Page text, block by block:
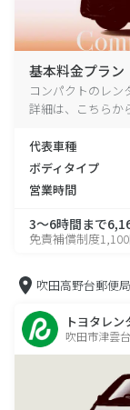
基本料金プラン
コンパクトのレン
詳細は、こちらか
代表車種
ボディタイプ
営業時間
3～6時間まで
免責補償制度
吹田高野台郵便
トヨタレ
吹田市津雲